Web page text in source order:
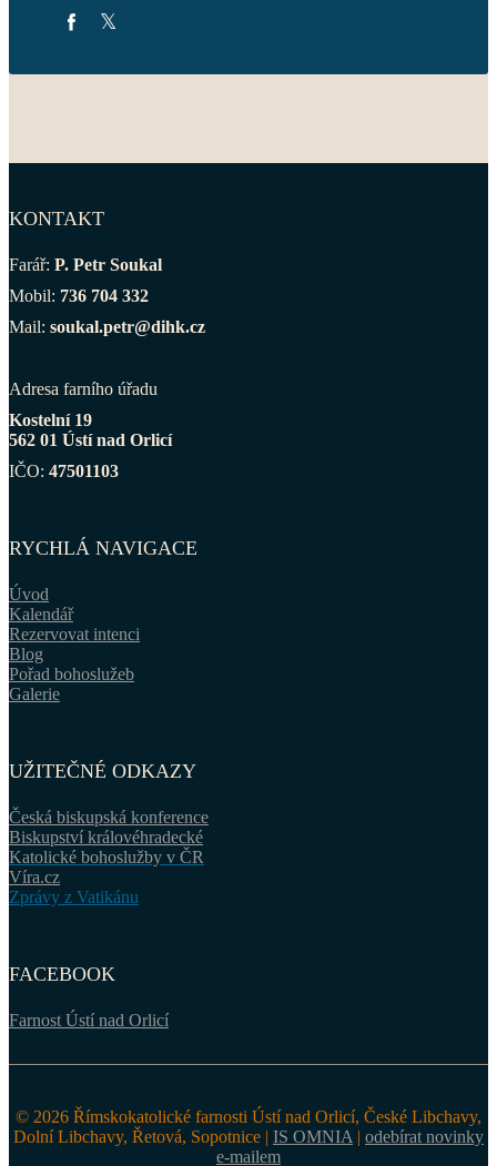
KONTAKT
Farář: P. Petr Soukal
Mobil: 736 704 332
Mail: soukal.petr@dihk.cz
Adresa farního úřadu
Kostelní 19
562 01 Ústí nad Orlicí
IČO: 47501103
RYCHLÁ NAVIGACE
Úvod
Kalendář
Rezervovat intenci
Blog
Pořad bohoslužeb
Galerie
UŽITEČNÉ ODKAZY
Česká biskupská konference
Biskupství královéhradecké
Katolické bohoslužby v ČR
Víra.cz
Zprávy z Vatikánu
FACEBOOK
Farnost Ústí nad Orlicí
© 2026 Římskokatolické farnosti Ústí nad Orlicí, České Libchavy,
Dolní Libchavy, Řetová, Sopotnice | IS OMNIA | odebírat novinky
e-mailem